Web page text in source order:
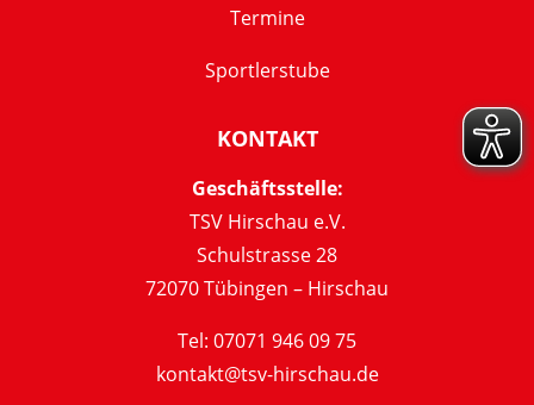
Termine
Sportlerstube
KONTAKT
Geschäftsstelle:
TSV Hirschau e.V.
Schulstrasse 28
72070 Tübingen – Hirschau
Tel: 07071 946 09 75
kontakt@tsv-hirschau.de